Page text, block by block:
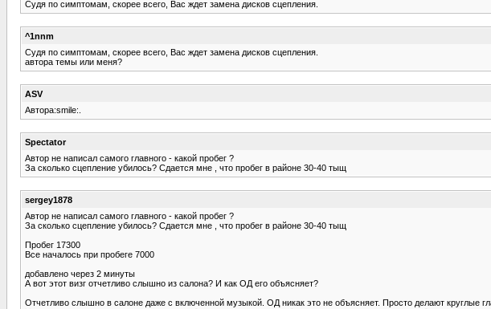
Судя по симптомам, скорее всего, Вас ждет замена дисков сцепления.
^1nnm
Судя по симптомам, скорее всего, Вас ждет замена дисков сцепления.
автора темы или меня?
ASV
Автора:smile:.
Spectator
Автор не написал самого главного - какой пробег ?
За сколько сцепление убилось? Сдается мне , что пробег в районе 30-40 тыщ
sergey1878
Автор не написал самого главного - какой пробег ?
За сколько сцепление убилось? Сдается мне , что пробег в районе 30-40 тыщ
Пробег 17300
Все началось при пробеге 7000
добавлено через 2 минуты
А вот этот визг отчетливо слышно из салона? И как ОД его объясняет?
Отчетливо слышно в салоне даже с включенной музыкой. ОД никак это не объясняет. Просто делают круглые